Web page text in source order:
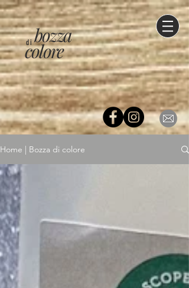
di
colore
bozza
Home | Bozza di colore